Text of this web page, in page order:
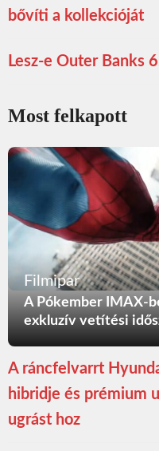
bővíti a kollekcióját
Lesz-e Outer Banks
Most felkapott
Filmipar
A Pókember IMAX-
exkluzív vetítési
A ráncfelvarrt
hibridje és prémium
ugrást hoz